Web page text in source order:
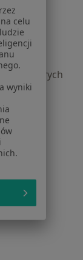
których
celu
wyniki